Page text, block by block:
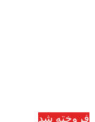
فروخته شد